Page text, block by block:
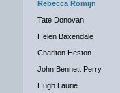
Rebecca Romijn
Tate Donovan
Helen Baxendale
Charlton Heston
John Bennett Perry
Hugh Laurie